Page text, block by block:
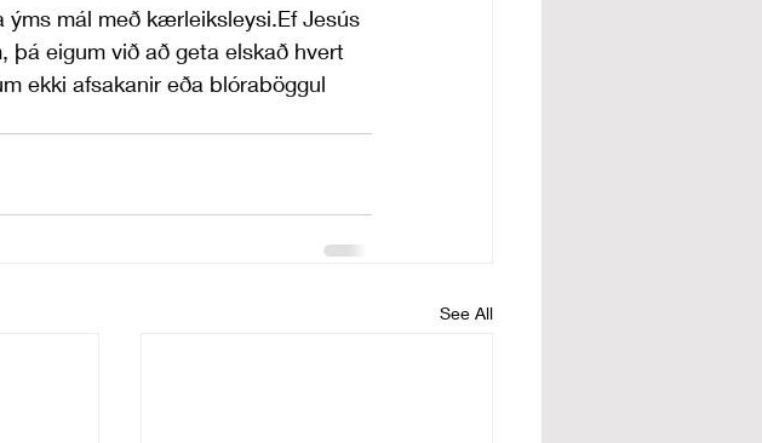
mál með kærleiksleysi.Ef Jesús
þá eigum við að geta elskað hvert
ekki afsakanir eða blóraböggul
See All